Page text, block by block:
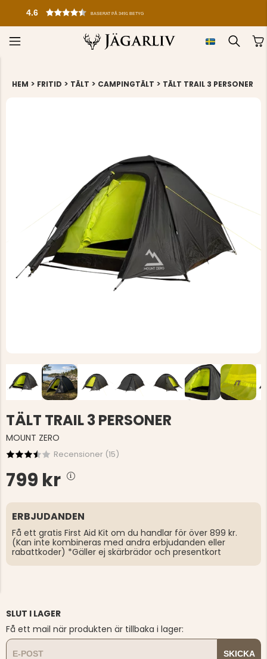
4.6 BASERAT PÅ 3491 BETYG
HEM > FRITID > TÄLT > CAMPINGTÄLT > TÄLT TRAIL 3 PERSONER
TÄLT TRAIL 3 PERSONER
MOUNT ZERO
Recensioner (15)
799 kr
ERBJUDANDEN
Få ett gratis First Aid Kit om du handlar för över 899 kr.
(Kan inte kombineras med andra erbjudanden eller
rabattkoder) *Gäller ej skärbrädor och presentkort
SLUT I LAGER
Få ett mail när produkten är tillbaka i lager:
SKICKA